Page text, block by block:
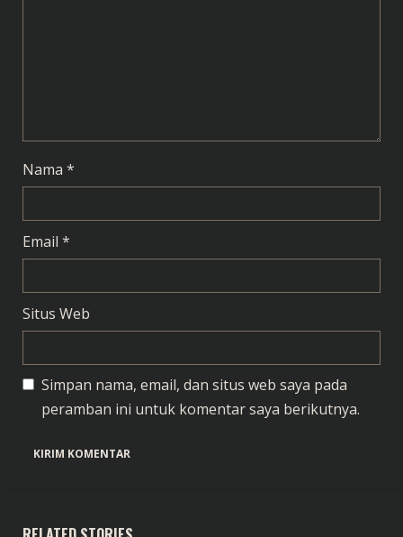
n
g
Nama *
Email *
Situs Web
Simpan nama, email, dan situs web saya pada
peramban ini untuk komentar saya berikutnya.